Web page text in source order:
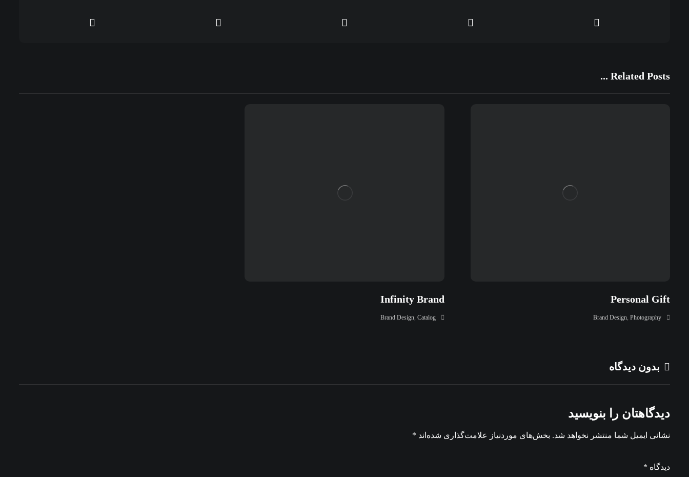
Related Posts ...
Personal Gift
Brand Design, Photography
Infinity Brand
Brand Design, Catalog
بدون دیدگاه
دیدگاهتان را بنویسید
نشانی ایمیل شما منتشر نخواهد شد. بخش‌های موردنیاز علامت‌گذاری شده‌اند *
دیدگاه *